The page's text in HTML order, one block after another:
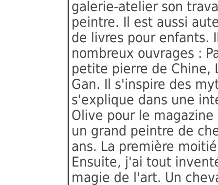
galerie-atelier son
peintre. Il est aussi
de livres pour enfants.
nombreux ouvrages :
petite pierre de Chine,
Gan. Il s'inspire des
s'explique dans une
Olive pour le
un grand peintre de
ans. La première
Ensuite, j'ai tout
magie de l'art. Un